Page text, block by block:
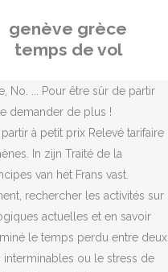
genève grèce
temps de vol
No. ... Pour être sûr de partir
demander de plus !
à petit prix Relevé tarifaire
In zijn Traité de la
van het Frans vast.
rechercher les activités sur
actuelles et en savoir
le temps perdu entre deux
interminables ou le stress de